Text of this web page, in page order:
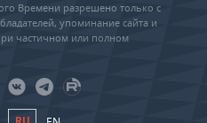
Времени разрешено только с
упоминание сайта и
частичном или полном